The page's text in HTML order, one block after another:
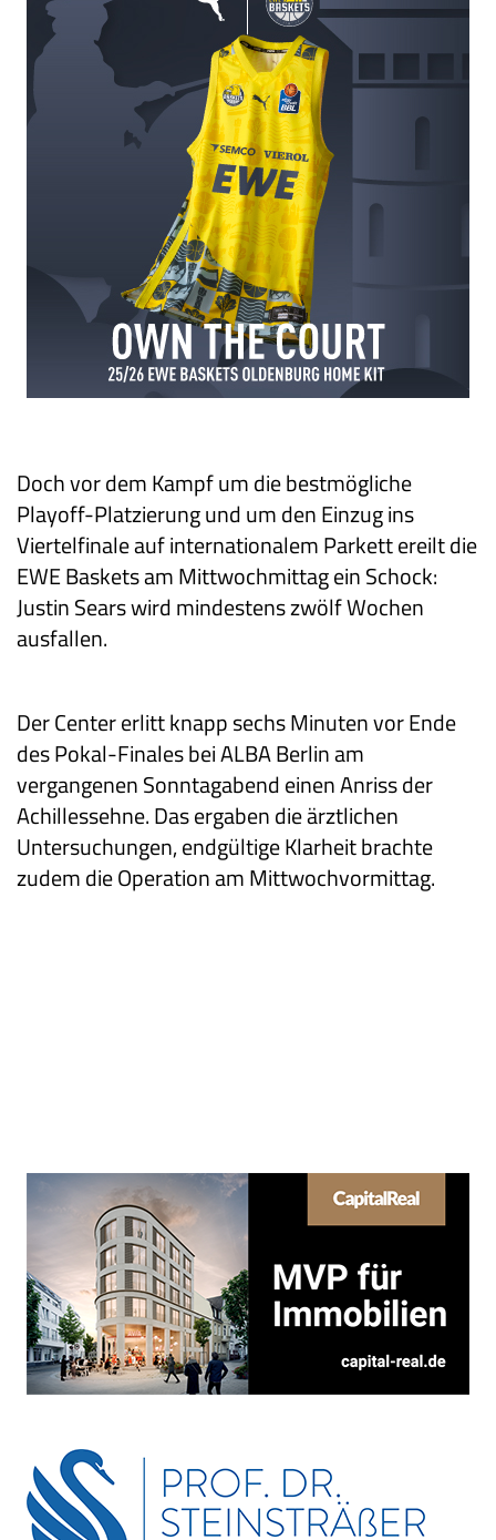
Doch vor dem Kampf um die bestmögliche
Playoff-Platzierung und um den Einzug ins
Viertelfinale auf internationalem Parkett ereilt die
EWE Baskets am Mittwochmittag ein Schock:
Justin Sears wird mindestens zwölf Wochen
ausfallen.
Der Center erlitt knapp sechs Minuten vor Ende
des Pokal-Finales bei ALBA Berlin am
vergangenen Sonntagabend einen Anriss der
Achillessehne. Das ergaben die ärztlichen
Untersuchungen, endgültige Klarheit brachte
zudem die Operation am Mittwochvormittag.